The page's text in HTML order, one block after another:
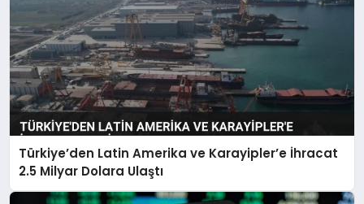
Türkiye’den Latin Amerika ve Karayipler’e İhracat
2.5 Milyar Dolara Ulaştı